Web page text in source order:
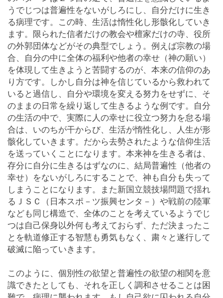
うでじつは普遍性をないがしろにし、自分だけに生き
る病理です。この時、生活は惰性化し形骸化していき
ます。限られた信者だけの教会や檀家だけの寺、役所
の外郭団体などがその典型でしょう。例えば宗教の場
合、自分の中に全体の福利や他者の幸せ（神の願い）
を体現して生きようと苦闘するのが、本来の信仰のあ
り方です。しかし自分は神を信じているから救われて
いると過信し、自分や環境を変える努力をせずに、そ
のままの日常を繰り返して生きるような例です。自分
の生活の中で、実際に人の幸せに役立つ努力を怠る場
合は、いのちが干からび、生活が惰性化し、人生が形
骸化していきます。だから去勢されたような信仰生活
を送っていくことになります。本来神を生きる者は、
存分に自分に生きるはずなのに、結局普遍性（他者の
幸せ）をないがしろにすることで、神も自分も失って
しまうことになります。また新国立競技場問題で揺れ
るＪＳＣ（日本スポ－ツ振興センタ－）や戦前の陸軍
なども同じ構造で、全体のことを考えているようでじ
つは自己保身以外何も考えておらず、ただ決まったこ
とを軌道修正する智慧も勇気もなく、粛々と遂行して
破滅に陥っていきます。
このように、個別性の欲望と普遍性の欲望の相関を意
識できたとしても、それを正しく調和させることは困